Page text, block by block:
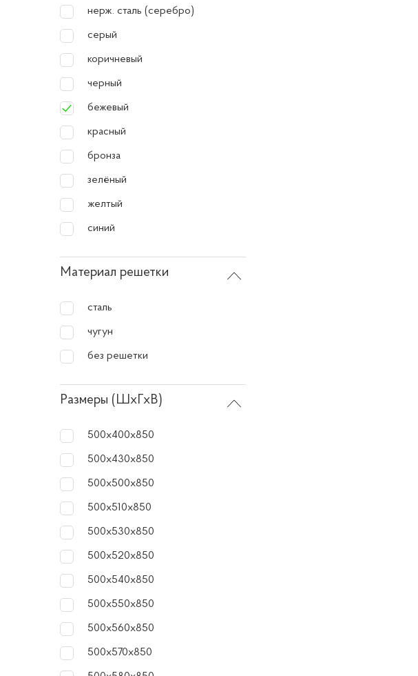
нерж. сталь (серебро)
серый
коричневый
черный
бежевый
красный
бронза
зелёный
желтый
синий
Материал решетки
сталь
чугун
без решетки
Размеры (ШхГхВ)
500х400х850
500х430х850
500х500х850
500х510х850
500х530х850
500x520x850
500х540х850
500x550x850
500х560х850
500х570х850